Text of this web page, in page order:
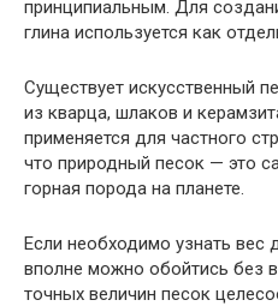
принципиальным. Для
глина используется как
Существует искусственный
из кварца, шлаков и
применяется для частного
что природный песок — это
горная порода на планете.
Если необходимо узнать вес
вполне можно обойтись без
точных величин песок